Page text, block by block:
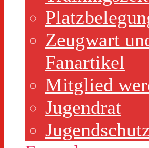
Zeugwart
Fanartikel
Mitglied
Jugendrat